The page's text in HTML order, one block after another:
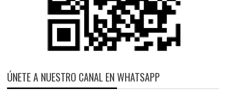
ÚNETE A NUESTRO CANAL EN WHATSAPP